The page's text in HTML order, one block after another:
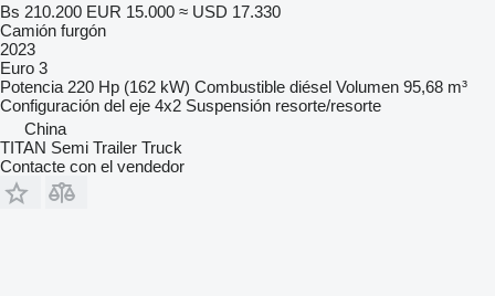
Bs 210.200 EUR 15.000 ≈ USD 17.330
Camión furgón
2023
Euro 3
Potencia 220 Hp (162 kW) Combustible diésel Volumen 95,68 m³
Configuración del eje 4x2 Suspensión resorte/resorte
China
TITAN Semi Trailer Truck
Contacte con el vendedor